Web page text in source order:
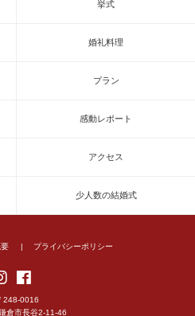
挙式
婚礼料理
プラン
感動レポート
アクセス
少人数の結婚式
プライバシーポリシー
248-0016
倉市長谷2-11-46